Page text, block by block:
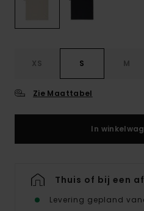
XS S M
Zie Maattabel
In
Thuis of bij een
Levering gepland